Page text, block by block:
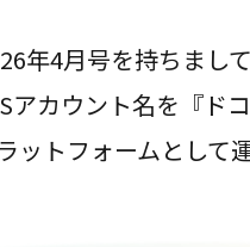
年4月号を持ちまし
カウント名を『ド
トフォームとして